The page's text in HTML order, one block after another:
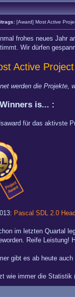
[Award] Most Active
frohes neues Jahr
Wir dürfen
Active
werden die Projekte,
is... :
für das aktivste
Pascal SDL 2.0
im letzten Quartal
Reife Leistung!
gibt es ab heute
wie immer die Statistik